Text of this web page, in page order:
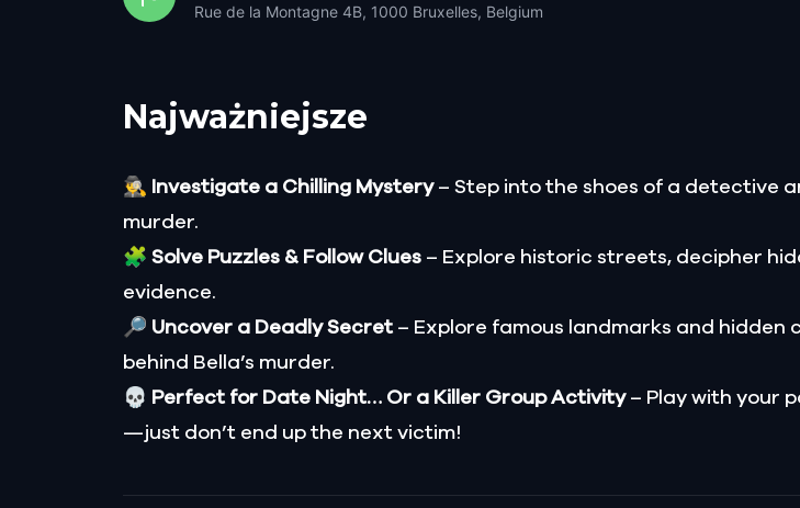
Rue de la Montagne 4B, 1000 Bruxelles, Belgium
Najważniejsze
🕵️‍♂️ Investigate a Chilling Mystery– Step into the shoes of a detective
murder.
🧩 Solve Puzzles & Follow Clues – Explore historic streets, decipher
evidence.
🔎 Uncover a Deadly Secret– Explore famous landmarks and
behind Bella’s murder.
💀 Perfect for Date Night… Or a Killer Group Activity– Play with your
—just don’t end up the next victim!